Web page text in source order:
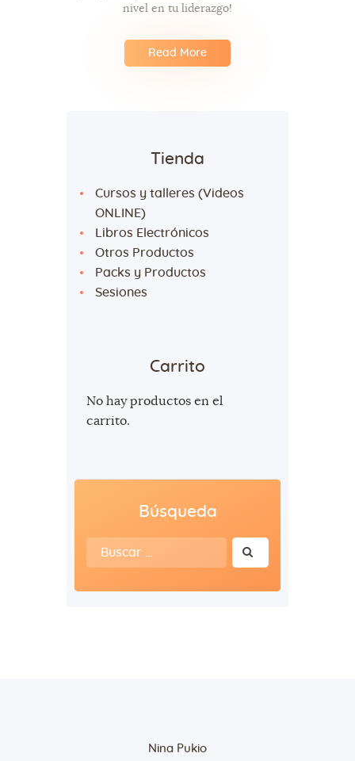
nivel en tu liderazgo!
Read More
Tienda
Cursos y talleres (Videos
ONLINE)
Libros Electrónicos
Otros Productos
Packs y Productos
Sesiones
Carrito
No hay productos en el
carrito.
Búsqueda
Buscar:
Nina Pukio